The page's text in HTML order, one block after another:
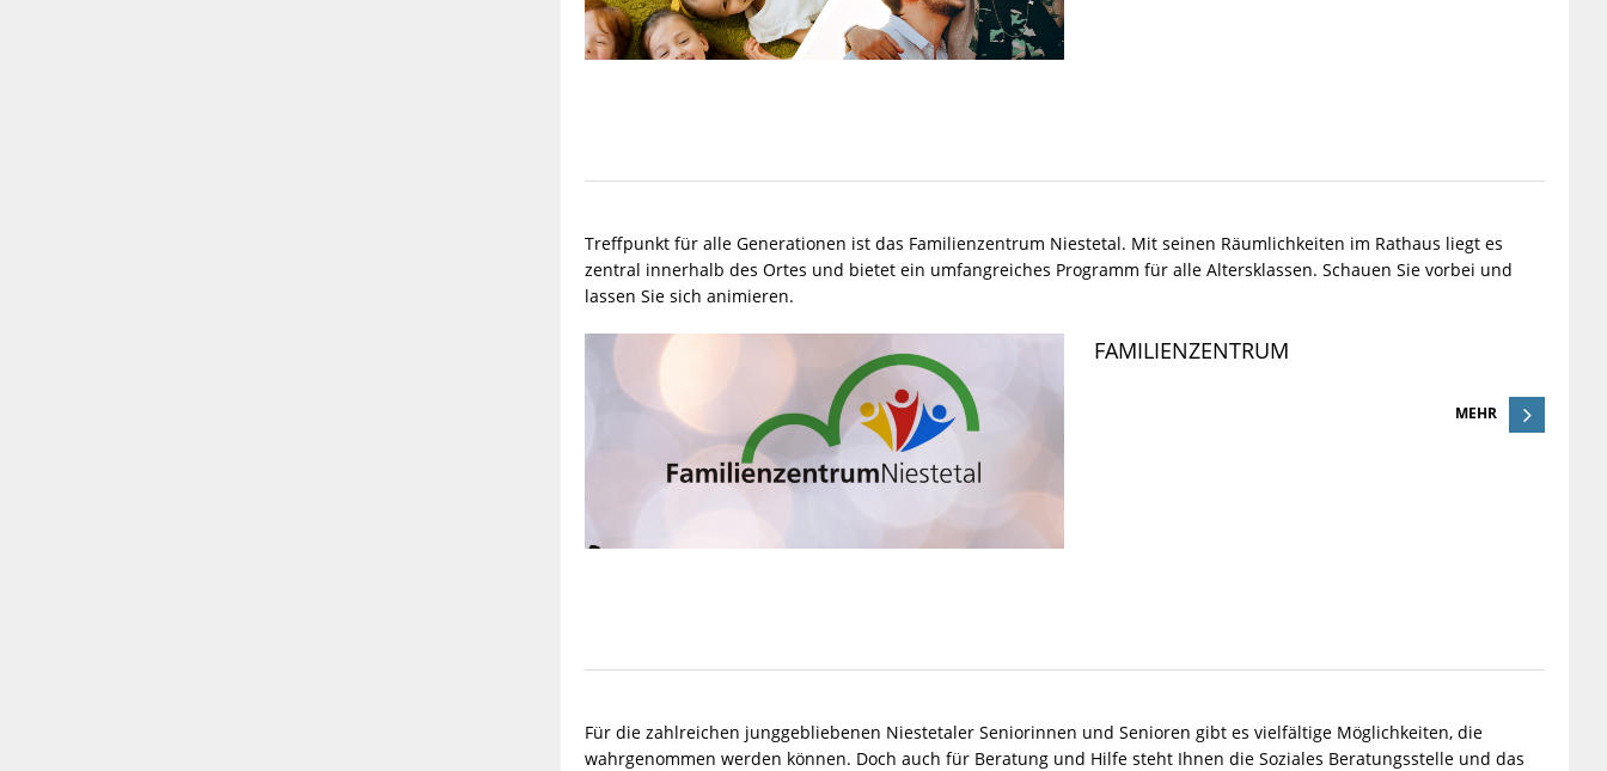
Treffpunkt für alle Generationen ist das Familienzentrum Niestetal. Mit seinen Räumlichkeiten im Rathaus liegt es
zentral innerhalb des Ortes und bietet ein umfangreiches Programm für alle Altersklassen. Schauen Sie vorbei und
lassen Sie sich animieren.
FAMILIENZENTRUM
MEHR
Für die zahlreichen junggebliebenen Niestetaler Seniorinnen und Senioren gibt es vielfältige Möglichkeiten, die
wahrgenommen werden können. Doch auch für Beratung und Hilfe steht Ihnen die Soziales Beratungsstelle und das